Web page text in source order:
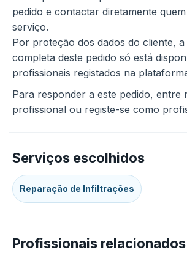
pedido e contactar diretamente
serviço.
Por proteção dos dados do cliente, a
completa deste pedido só está
profissionais registados na
Para responder a este pedido, entre
profissional ou registe-se como
Serviços escolhidos
Reparação de Infiltrações
Profissionais relacionados